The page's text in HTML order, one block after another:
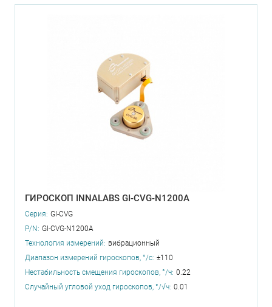
ГИРОСКОП INNALABS GI-CVG-N1200A
Серия: GI-CVG
P/N: GI-CVG-N1200A
Технология измерений: вибрационный
Диапазон измерений гироскопов, °/с: ±110
Нестабильность смещения гироскопов, °/ч: 0.22
Случайный угловой уход гироскопов, °/√ч: 0.01